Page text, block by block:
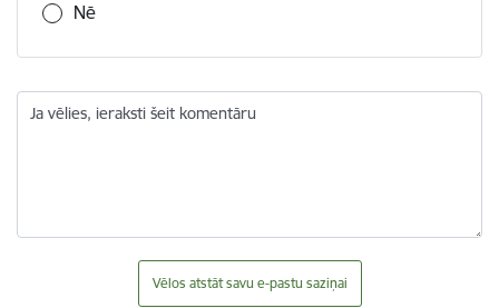
Nē
Ja vēlies, ieraksti šeit komentāru
Vēlos atstāt savu e-pastu saziņai